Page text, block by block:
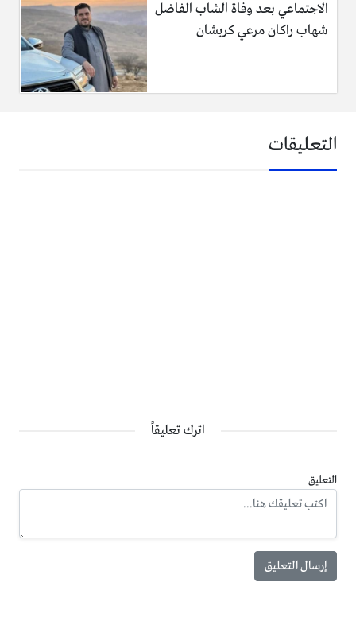
الاجتماعي بعد وفاة الشاب الفاضل
شهاب راكان مرعي كريشان
التعليقات
اترك تعليقاً
التعليق